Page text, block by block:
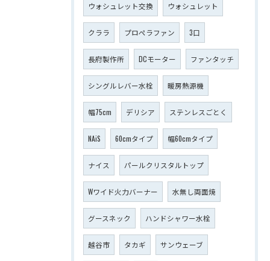
ウォシュレット交換 ウォシュレット
クララ プロペラファン 3口
長府製作所 DCモーター ファンタッチ
シングルレバー水栓 暖房熱源機
幅75cm デリシア ステンレスごとく
NAiS 60cmタイプ 幅60cmタイプ
ナイス パールクリスタルトップ
Wワイド火力バーナー 水無し両面焼
グースネック ハンドシャワー水栓
越谷市 タカギ サンウェーブ